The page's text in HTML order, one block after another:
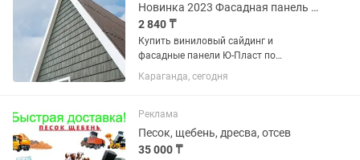
Новинка 2023 Фасадная панель Щепа, повторяет структуру дерева.
2 840 ₸
Купить виниловый сайдинг и
фасадные панели Ю-Пласт по
выгодной цене с доставкой по
Казахстану! Мы предлагаем широкий
Тимберблок — с текстурами
натурального камня,...
Караганда, сегодня
Реклама
Песок, щебень, дресва, отсев
35 000 ₸